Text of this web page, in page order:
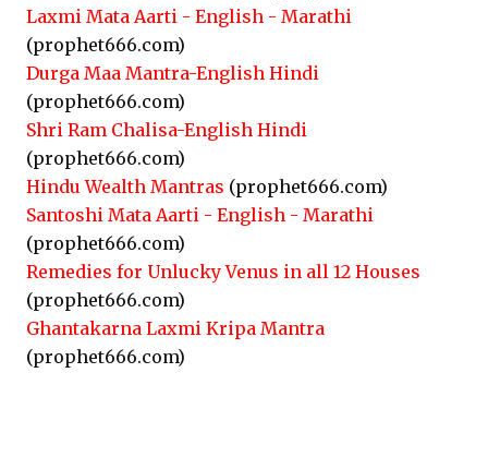
Laxmi Mata Aarti - English - Marathi
(prophet666.com)
Durga Maa Mantra-English Hindi
(prophet666.com)
Shri Ram Chalisa-English Hindi
(prophet666.com)
Hindu Wealth Mantras (prophet666.com)
Santoshi Mata Aarti - English - Marathi
(prophet666.com)
Remedies for Unlucky Venus in all 12 Houses
(prophet666.com)
Ghantakarna Laxmi Kripa Mantra
(prophet666.com)